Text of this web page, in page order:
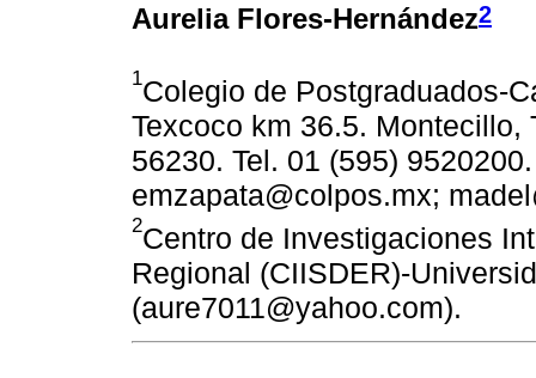
Aurelia Flores-Hernández2
1Colegio de Postgraduados-
Texcoco km 36.5. Montecillo,
56230. Tel. 01 (595)
emzapata@colpos.mx;
2Centro de Investigaciones
Regional (CIISDER)-
(aure7011@yahoo.com).